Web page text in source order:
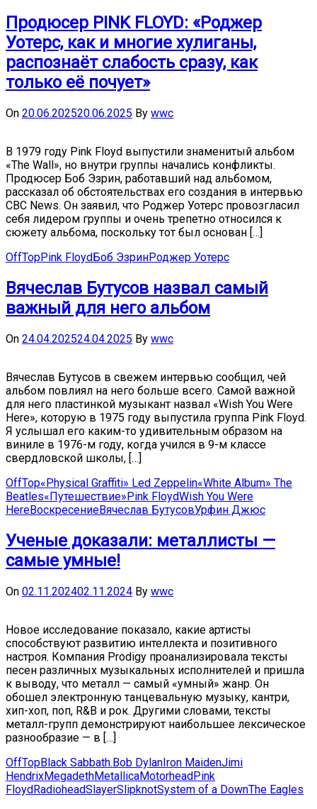
Продюсер PINK FLOYD: «Роджер
Уотерс, как и многие хулиганы,
распознаёт слабость сразу, как
только её почует»
On 20.06.202520.06.2025 By wwc
В 1979 году Pink Floyd выпустили знаменитый альбом
«The Wall», но внутри группы начались конфликты.
Продюсер Боб Эзрин, работавший над альбомом,
рассказал об обстоятельствах его создания в интервью
CBC News. Он заявил, что Роджер Уотерс провозгласил
себя лидером группы и очень трепетно относился к
сюжету альбома, поскольку тот был основан […]
OffTopPink Floyd Боб ЭзринРоджер Уотерс
Вячеслав Бутусов назвал самый
важный для него альбом
On 24.04.202524.04.2025 By wwc
Вячеслав Бутусов в свежем интервью сообщил, чей
альбом повлиял на него больше всего. Самой важной
для него пластинкой музыкант назвал «Wish You Were
Here», которую в 1975 году выпустила группа Pink Floyd.
Я услышал его каким-то удивительным образом на
виниле в 1976-м году, когда учился в 9-м классе
свердловской школы, […]
OffTop«Physical Graffiti» Led Zeppelin«White Album» The
Beatles«Путешествие»Pink FloydWish You Were
HereВоскресениеВячеслав БутусовУрфин Джюс
Ученые доказали: металлисты —
самые умные!
On 02.11.202402.11.2024 By wwc
Новое исследование показало, какие артисты
способствуют развитию интеллекта и позитивного
настроя. Компания Prodigy проанализировала тексты
песен различных музыкальных исполнителей и пришла
к выводу, что металл — самый «умный» жанр. Он
обошел электронную танцевальную музыку, кантри,
хип-хоп, поп, R&B и рок. Другими словами, тексты
металл-групп демонстрируют наибольшее лексическое
разнообразие — в […]
OffTopBlack Sabbath.Bob DylanIron MaidenJimi
HendrixMegadethMetallicaMotorheadPink
FloydRadioheadSlayerSlipknotSystem of a DownThe Eagles